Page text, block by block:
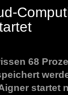
68
startet